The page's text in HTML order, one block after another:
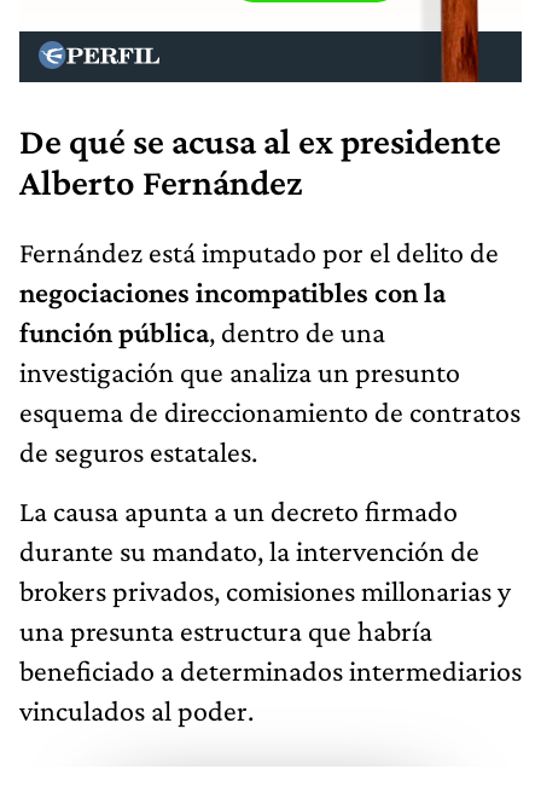
De qué se acusa al ex presidente
Alberto Fernández
Fernández está imputado por el delito de
negociaciones incompatibles con la
función pública, dentro de una
investigación que analiza un presunto
esquema de direccionamiento de contratos
de seguros estatales.
La causa apunta a un decreto firmado
durante su mandato, la intervención de
brokers privados, comisiones millonarias y
una presunta estructura que habría
beneficiado a determinados intermediarios
vinculados al poder.